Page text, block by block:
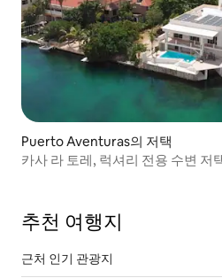
Puerto Aventuras의 저택
카사 라 토레, 럭셔리 전용 수변 저
추천 여행지
근처 인기 관광지